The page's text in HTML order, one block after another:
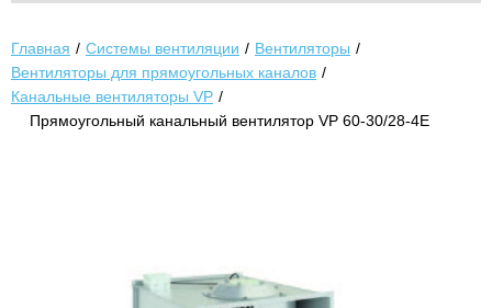
Главная Системы вентиляции
Вентиляторы
Вентиляторы для прямоугольных каналов
Канальные вентиляторы VP
Прямоугольный канальный вентилятор VP 60-30/28-4E